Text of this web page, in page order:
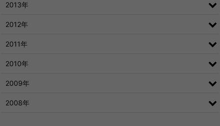
2013年
2012年
2011年
2010年
2009年
2008年